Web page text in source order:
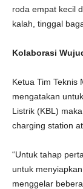
roda empat kecil
kalah, tinggal
Kolaborasi
Ketua Tim Teknis
mengatakan
Listrik (KBL)
charging station
“Untuk tahap
untuk
menggelar